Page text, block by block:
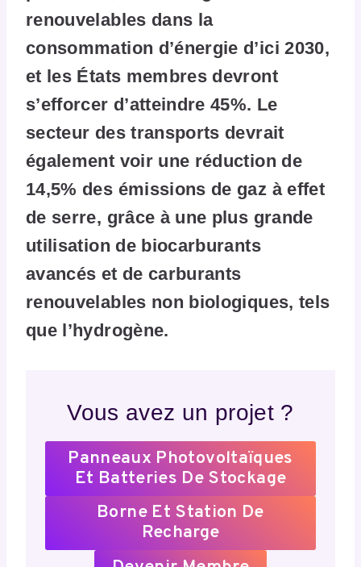
renouvelables dans la
consommation d’énergie d’ici 2030,
et les États membres devront
s’efforcer d’atteindre 45%. Le
secteur des transports devrait
également voir une réduction de
14,5% des émissions de gaz à effet
de serre, grâce à une plus grande
utilisation de biocarburants
avancés et de carburants
renouvelables non biologiques, tels
que l’hydrogène.
Vous avez un projet ?
Panneaux Photovoltaïques
Et Batteries De Stockage
Borne Et Station De
Recharge